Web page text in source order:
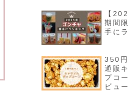
【
期間
手に
350
通販
プコ
ビュ